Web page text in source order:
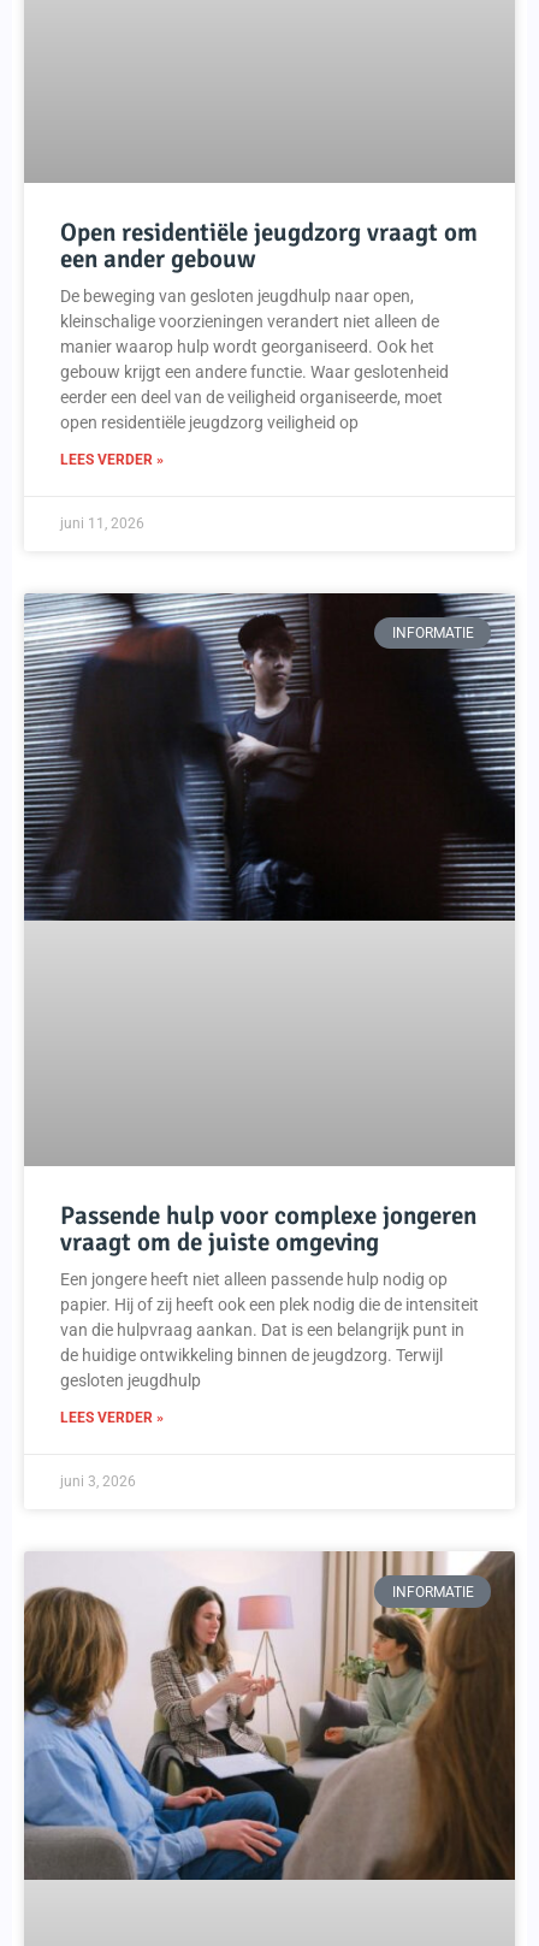
Open residentiële jeugdzorg vraagt om
een ander gebouw
De beweging van gesloten jeugdhulp naar open,
kleinschalige voorzieningen verandert niet alleen de
manier waarop hulp wordt georganiseerd. Ook het
gebouw krijgt een andere functie. Waar geslotenheid
eerder een deel van de veiligheid organiseerde, moet
open residentiële jeugdzorg veiligheid op
LEES VERDER »
juni 11, 2026
INFORMATIE
Passende hulp voor complexe jongeren
vraagt om de juiste omgeving
Een jongere heeft niet alleen passende hulp nodig op
papier. Hij of zij heeft ook een plek nodig die de intensiteit
van die hulpvraag aankan. Dat is een belangrijk punt in
de huidige ontwikkeling binnen de jeugdzorg. Terwijl
gesloten jeugdhulp
LEES VERDER »
juni 3, 2026
INFORMATIE